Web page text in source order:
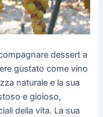
dessert a
gustato come vino
naturale e la sua
e gioioso,
della vita. La sua